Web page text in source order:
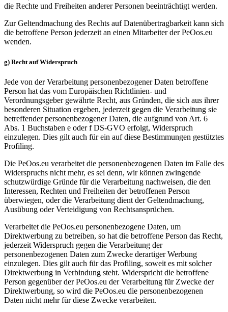
die Rechte und Freiheiten anderer Personen beeinträchtigt werden.
Zur Geltendmachung des Rechts auf Datenübertragbarkeit kann sich
die betroffene Person jederzeit an einen Mitarbeiter der PeOos.eu
wenden.
g) Recht auf Widerspruch
Jede von der Verarbeitung personenbezogener Daten betroffene
Person hat das vom Europäischen Richtlinien- und
Verordnungsgeber gewährte Recht, aus Gründen, die sich aus ihrer
besonderen Situation ergeben, jederzeit gegen die Verarbeitung sie
betreffender personenbezogener Daten, die aufgrund von Art. 6
Abs. 1 Buchstaben e oder f DS-GVO erfolgt, Widerspruch
einzulegen. Dies gilt auch für ein auf diese Bestimmungen gestütztes
Profiling.
Die PeOos.eu verarbeitet die personenbezogenen Daten im Falle des
Widerspruchs nicht mehr, es sei denn, wir können zwingende
schutzwürdige Gründe für die Verarbeitung nachweisen, die den
Interessen, Rechten und Freiheiten der betroffenen Person
überwiegen, oder die Verarbeitung dient der Geltendmachung,
Ausübung oder Verteidigung von Rechtsansprüchen.
Verarbeitet die PeOos.eu personenbezogene Daten, um
Direktwerbung zu betreiben, so hat die betroffene Person das Recht,
jederzeit Widerspruch gegen die Verarbeitung der
personenbezogenen Daten zum Zwecke derartiger Werbung
einzulegen. Dies gilt auch für das Profiling, soweit es mit solcher
Direktwerbung in Verbindung steht. Widerspricht die betroffene
Person gegenüber der PeOos.eu der Verarbeitung für Zwecke der
Direktwerbung, so wird die PeOos.eu die personenbezogenen
Daten nicht mehr für diese Zwecke verarbeiten.